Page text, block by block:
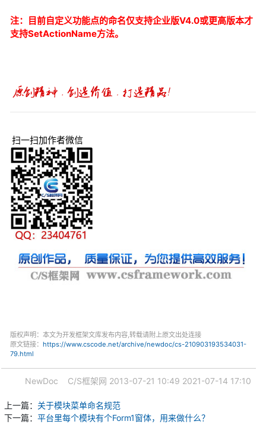
注：目前自定义功能点的命名仅支持企业版V4.0或更高版本才
支持SetActionName方法。
扫一扫加作者微信
版权声明：本文为开发框架文库发布内容,转载请附上原文出处连接
原文链接： https://www.cscode.net/archive/newdoc/cs-210903193534031-
79.html
NewDoc C/S框架网 2013-07-21 10:49 2021-07-14 17:10
上一篇： 关于模块菜单命名规范
下一篇： 平台里每个模块有个Form1窗体，用来做什么？